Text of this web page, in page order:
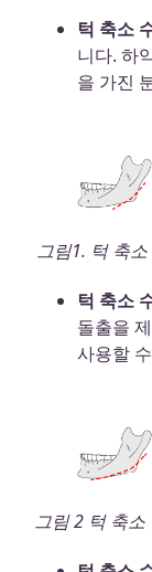
턱 축소
니다. 하
을 가진
그림1. 턱 축
턱 축소
돌출을
사용할
그림 2 턱 축